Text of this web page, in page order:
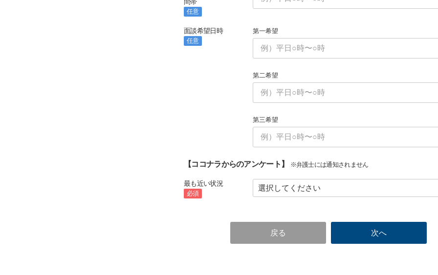
任意
面談希望日時
任意
第一希望
第二希望
第三希望
【ココナラからのアンケート】 ※弁護士には通知されません
最も近い状況
必須